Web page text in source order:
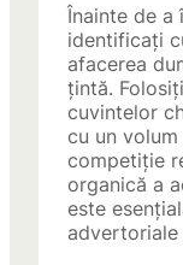
Înainte de a
identificați
afacerea
țintă.
cuvintelor
cu un
competiție
organică a
este
advertoriale